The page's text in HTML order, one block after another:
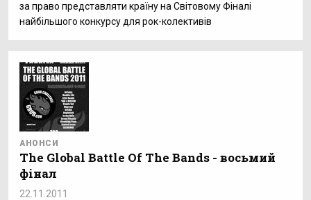
за право представляти країну на Світовому Фіналі
найбільшого конкурсу для рок-колективів
АНОНСИ
The Global Battle Of The Bands - восьмий
фінал
22.11.2011